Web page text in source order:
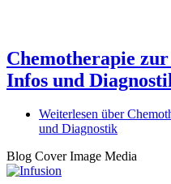
Chemotherapie
Infos und
Weiterlesen über
und Diagnostik
Blog Cover Image Media